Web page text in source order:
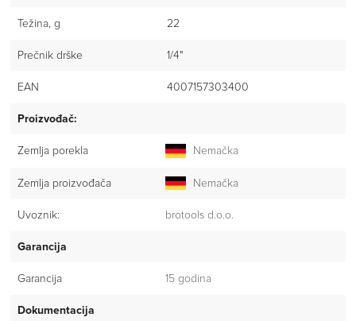
Težina, g 22
Prečnik drške 1/4"
EAN 4007157303400
Proizvođač:
Zemlja porekla Nemačka
Zemlja proizvođača Nemačka
Uvoznik: brotools d.o.o.
Garancija
Garancija 15 godina
Dokumentacija